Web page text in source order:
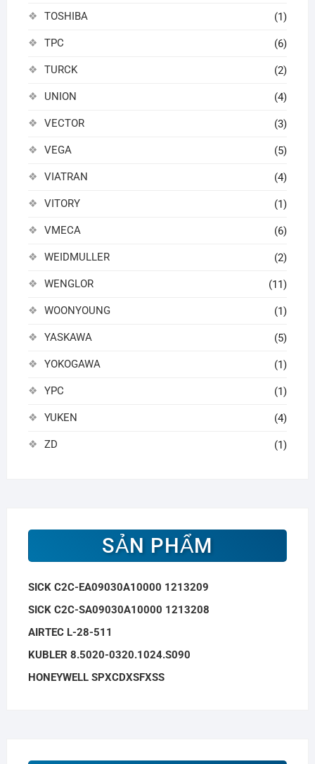
TOSHIBA (1)
TPC (6)
TURCK (2)
UNION (4)
VECTOR (3)
VEGA (5)
VIATRAN (4)
VITORY (1)
VMECA (6)
WEIDMULLER (2)
WENGLOR (11)
WOONYOUNG (1)
YASKAWA (5)
YOKOGAWA (1)
YPC (1)
YUKEN (4)
ZD (1)
SẢN PHẨM
SICK C2C-EA09030A10000 1213209
SICK C2C-SA09030A10000 1213208
AIRTEC L-28-511
KUBLER 8.5020-0320.1024.S090
HONEYWELL SPXCDXSFXSS